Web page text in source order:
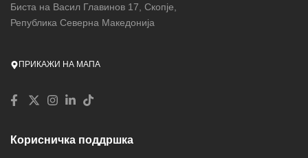
Биста на Васил Главинов 17, Скопје,
Република Северна Македонија
ПРИКАЖИ НА МАПА
Корисничка поддршка